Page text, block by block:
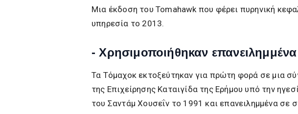
Μια έκδοση του Tomahawk που φέρει πυρηνική
υπηρεσία το 2013.
- Χρησιμοποιήθηκαν
Τα Τόμαχοκ εκτοξεύτηκαν για πρώτη φορά σε μια
της Επιχείρησης Καταιγίδα της Ερήμου υπό την
του Σαντάμ Χουσεΐν το 1991 και επανειλημμένα σε